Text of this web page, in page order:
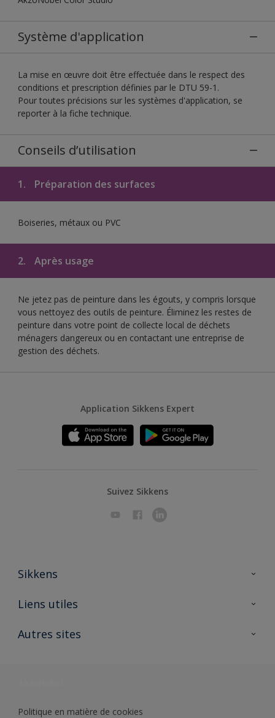
Système d'application
La mise en œuvre doit être effectuée dans le respect des
conditions et prescription définies par le DTU 59-1.
Pour toutes précisions sur les systèmes d'application, se
reporter à la fiche technique.
Conseils d’utilisation
1. Préparation des surfaces
Boiseries, métaux ou PVC
2. Après usage
Ne jetez pas de peinture dans les égouts, y compris lorsque
vous nettoyez des outils de peinture. Éliminez les restes de
peinture dans votre point de collecte local de déchets
ménagers dangereux ou en contactant une entreprise de
gestion des déchets.
Application Sikkens Expert
Suivez Sikkens
Sikkens
A propos de Sikkens
Liens utiles
Ouvrir un magasin PASS
Autres sites
Politique en matière de cookies